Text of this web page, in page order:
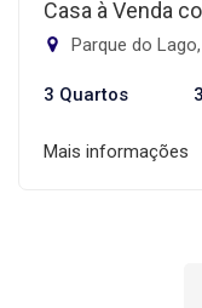
Casa à Venda
Parque do
3 Quartos
Mais informações